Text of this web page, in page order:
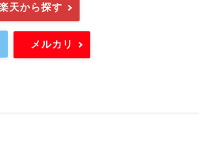
天から探す
メルカリ